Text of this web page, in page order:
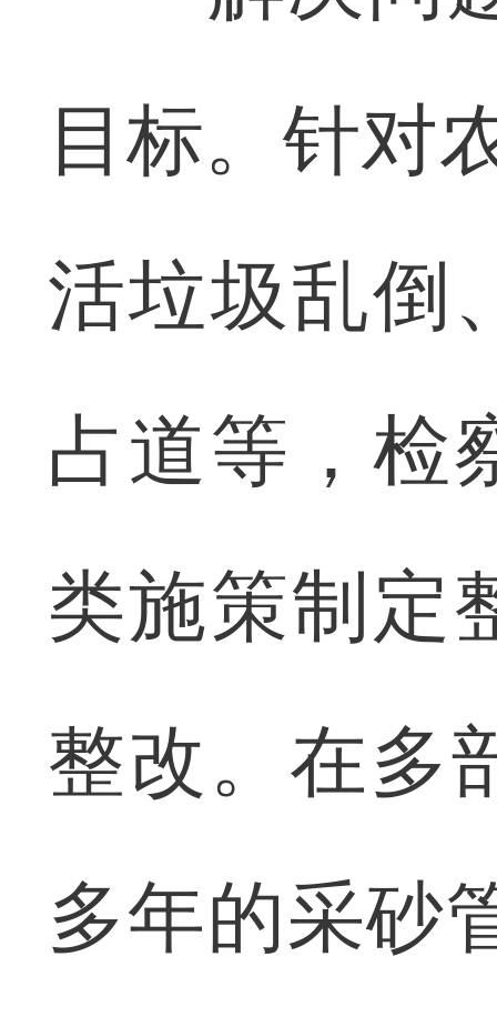
目标。针对
活垃圾乱倒
占道等，检
类施策制定
整改。在多
多年的采砂